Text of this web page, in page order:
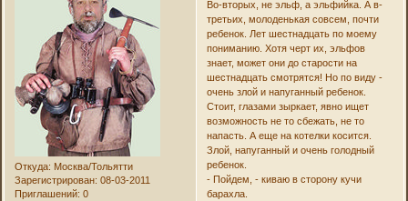
Откуда: Москва/Тольятти
Зарегистрирован: 08-03-2011
Приглашений: 0
Во-вторых, не эльф, а эльфийка. А в-
третьих, молоденькая совсем, почти
ребенок. Лет шестнадцать по моему
пониманию. Хотя черт их, эльфов
знает, может они до старости на
шестнадцать смотрятся! Но по виду -
очень злой и напуганный ребенок.
Стоит, глазами зыркает, явно ищет
возможность не то сбежать, не то
напасть. А еще на котелки косится.
Злой, напуганный и очень голодный
ребенок.
- Пойдем, - киваю в сторону кучи
барахла.